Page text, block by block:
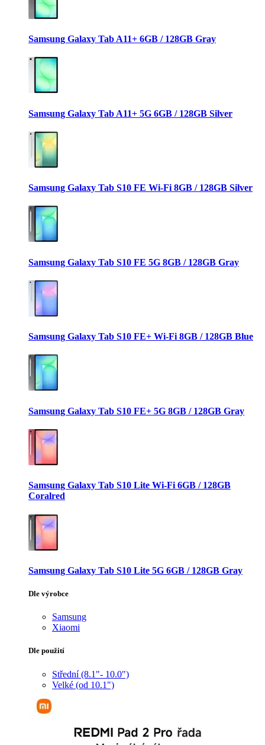
Samsung Galaxy Tab A11+ 6GB / 128GB Gray
Samsung Galaxy Tab A11+ 5G 6GB / 128GB Silver
Samsung Galaxy Tab S10 FE Wi-Fi 8GB / 128GB Silver
Samsung Galaxy Tab S10 FE 5G 8GB / 128GB Gray
Samsung Galaxy Tab S10 FE+ Wi-Fi 8GB / 128GB Blue
Samsung Galaxy Tab S10 FE+ 5G 8GB / 128GB Gray
Samsung Galaxy Tab S10 Lite Wi-Fi 6GB / 128GB
Coralred
Samsung Galaxy Tab S10 Lite 5G 6GB / 128GB Gray
Dle výrobce
Samsung
Xiaomi
Dle použití
Střední (8.1"- 10.0")
Velké (od 10.1")